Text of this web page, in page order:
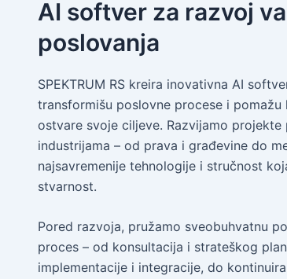
AI softver za razvoj
poslovanja
SPEKTRUM RS kreira inovativna AI
transformišu poslovne procese i pomažu
ostvare svoje ciljeve. Razvijamo
industrijama – od prava i građevine do
najsavremenije tehnologije i stručnost
stvarnost.
Pored razvoja, pružamo sveobuhvatnu
proces – od konsultacija i strateškog
implementacije i integracije, do